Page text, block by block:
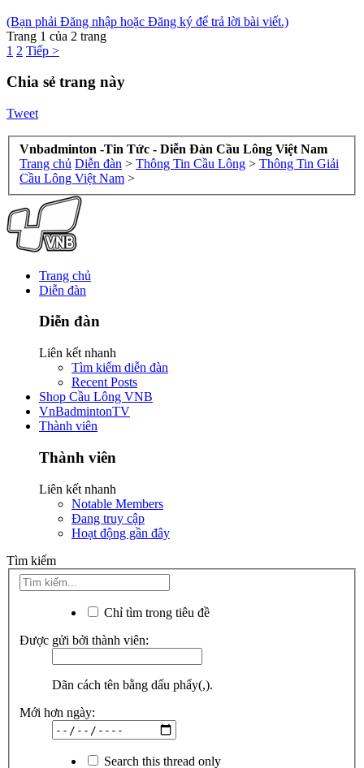
(Bạn phải Đăng nhập hoặc Đăng ký để trả lời bài viết.)
Trang 1 của 2 trang
1 2 Tiếp >
Chia sẻ trang này
Tweet
Vnbadminton -Tin Tức - Diễn Đàn Cầu Lông Việt Nam
Trang chủ Diễn đàn > Thông Tin Cầu Lông > Thông Tin Giải
Cầu Lông Việt Nam >
Trang chủ
Diễn đàn
Diễn đàn
Liên kết nhanh
Tìm kiếm diễn đàn
Recent Posts
Shop Cầu Lông VNB
VnBadmintonTV
Thành viên
Thành viên
Liên kết nhanh
Notable Members
Đang truy cập
Hoạt động gần đây
Tìm kiếm
Chỉ tìm trong tiêu đề
Được gửi bởi thành viên:
Dãn cách tên bằng dấu phẩy(,).
Mới hơn ngày:
Search this thread only